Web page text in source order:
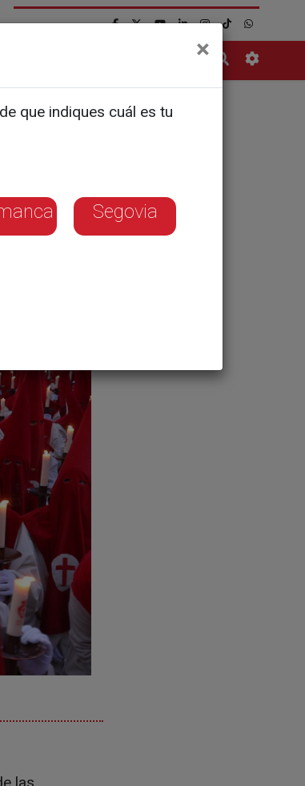
a través
×
que indiques cuál es tu
Segovia